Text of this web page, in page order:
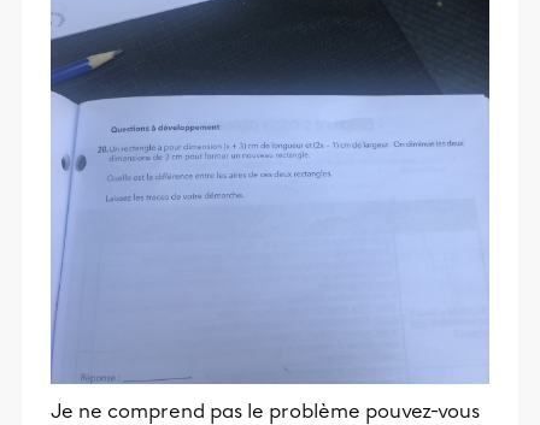
Je ne comprend pas le problème pouvez-vous